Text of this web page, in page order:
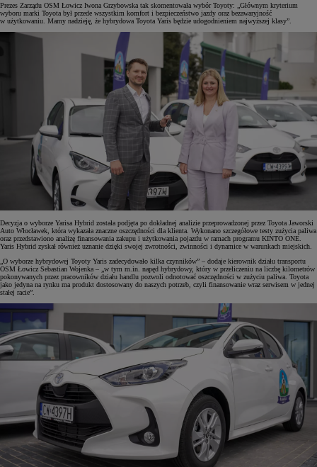
Prezes Zarządu OSM Łowicz Iwona Grzybowska tak skomentowała wybór Toyoty: „Głównym kryterium
wyboru marki Toyota był przede wszystkim komfort i bezpieczeństwo jazdy oraz bezawaryjność
w użytkowaniu. Mamy nadzieję, że hybrydowa Toyota Yaris będzie udogodnieniem najwyższej klasy”.
Decyzja o wyborze Yarisa Hybrid została podjęta po dokładnej analizie przeprowadzonej przez Toyota Jaworski
Auto Włocławek, która wykazała znaczne oszczędności dla klienta. Wykonano szczegółowe testy zużycia paliwa
oraz przedstawiono analizę finansowania zakupu i użytkowania pojazdu w ramach programu KINTO ONE.
Yaris Hybrid zyskał również uznanie dzięki swojej zwrotności, zwinności i dynamice w warunkach miejskich.
„O wyborze hybrydowej Toyoty Yaris zadecydowało kilka czynników” – dodaje kierownik działu transportu
OSM Łowicz Sebastian Wojenka – „w tym m.in. napęd hybrydowy, który w przeliczeniu na liczbę kilometrów
pokonywanych przez pracowników działu handlu pozwoli odnotować oszczędności w zużyciu paliwa. Toyota
jako jedyna na rynku ma produkt dostosowany do naszych potrzeb, czyli finansowanie wraz serwisem w jednej
stałej racie”.